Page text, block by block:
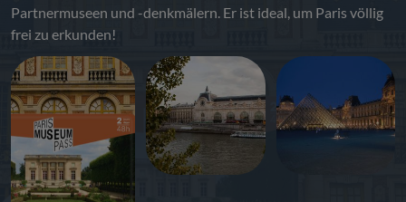
Partnermuseen und -denkmälern. Er ist ideal, um Paris völlig
frei zu erkunden!